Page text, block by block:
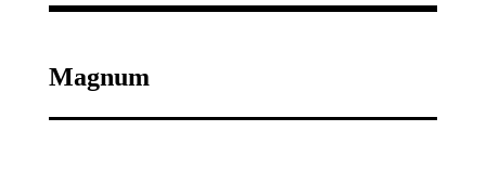
Magnum